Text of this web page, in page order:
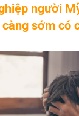
người
sớm có